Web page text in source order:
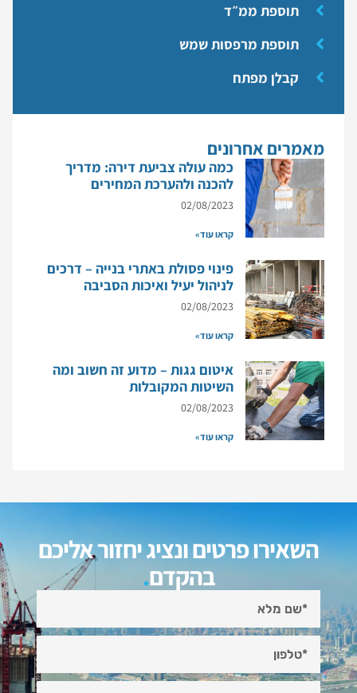
תוספת ממ״ד
תוספת מרפסות שמש
קבלן מפתח
מאמרים אחרונים
כמה עולה צביעת דירה: מדריך
להכנה ולהערכת המחירים
02/08/2023
קראו עוד»
פינוי פסולת באתרי בנייה – דרכים
לניהול יעיל ואיכות הסביבה
02/08/2023
קראו עוד»
איטום גגות – מדוע זה חשוב ומה
השיטות המקובלות
02/08/2023
קראו עוד»
השאירו פרטים ונציג יחזור אליכם
בהקדם.